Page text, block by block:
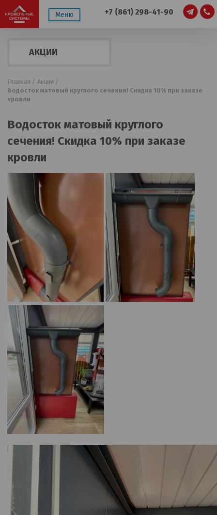
Меню +7 (861) 298-41-90
АКЦИИ
Главная / Акции /
Водосток матовый круглого сечения! Cкидка 10% при заказе
кровли
Водосток матовый круглого
сечения! Cкидка 10% при заказе
кровли